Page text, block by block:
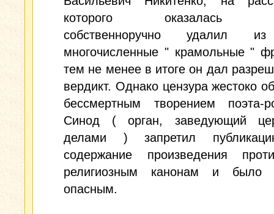
которого оказалась
собственноручно удалил
многочисленные " крамольные "
тем не менее в итоге он дал
вердикт. Однако цензура жестоко
бессмертным творением поэта-
Синод ( орган, заведующий
делами ) запретил
содержание произведения
религиозным канонам и было
опасным.